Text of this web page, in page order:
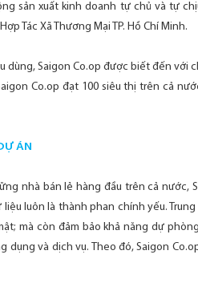
sản xuất kinh doanh tự chủ và tự
Tác Xã Thương Mại TP. Hồ Chí Minh.
dùng, Saigon Co.op được biết đến với
Co.op đạt 100 siêu thị trên cả
ÁN
nhà bán lẻ hàng đầu trên cả nước,
liệu luôn là thành phan chính yếu.
mà còn đảm bảo khả năng dự
dụng và dịch vụ. Theo đó, Saigon